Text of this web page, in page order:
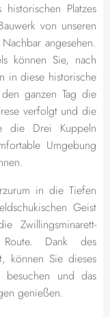
Platzes
von unseren
angesehen.
können Sie, nach
in diese historische
ganzen Tag die
verfolgt und die
die Drei Kuppeln
Umgebung
in die Tiefen
Geist
Zwillingsminarett-
Dank des
können Sie dieses
besuchen und das
genießen.